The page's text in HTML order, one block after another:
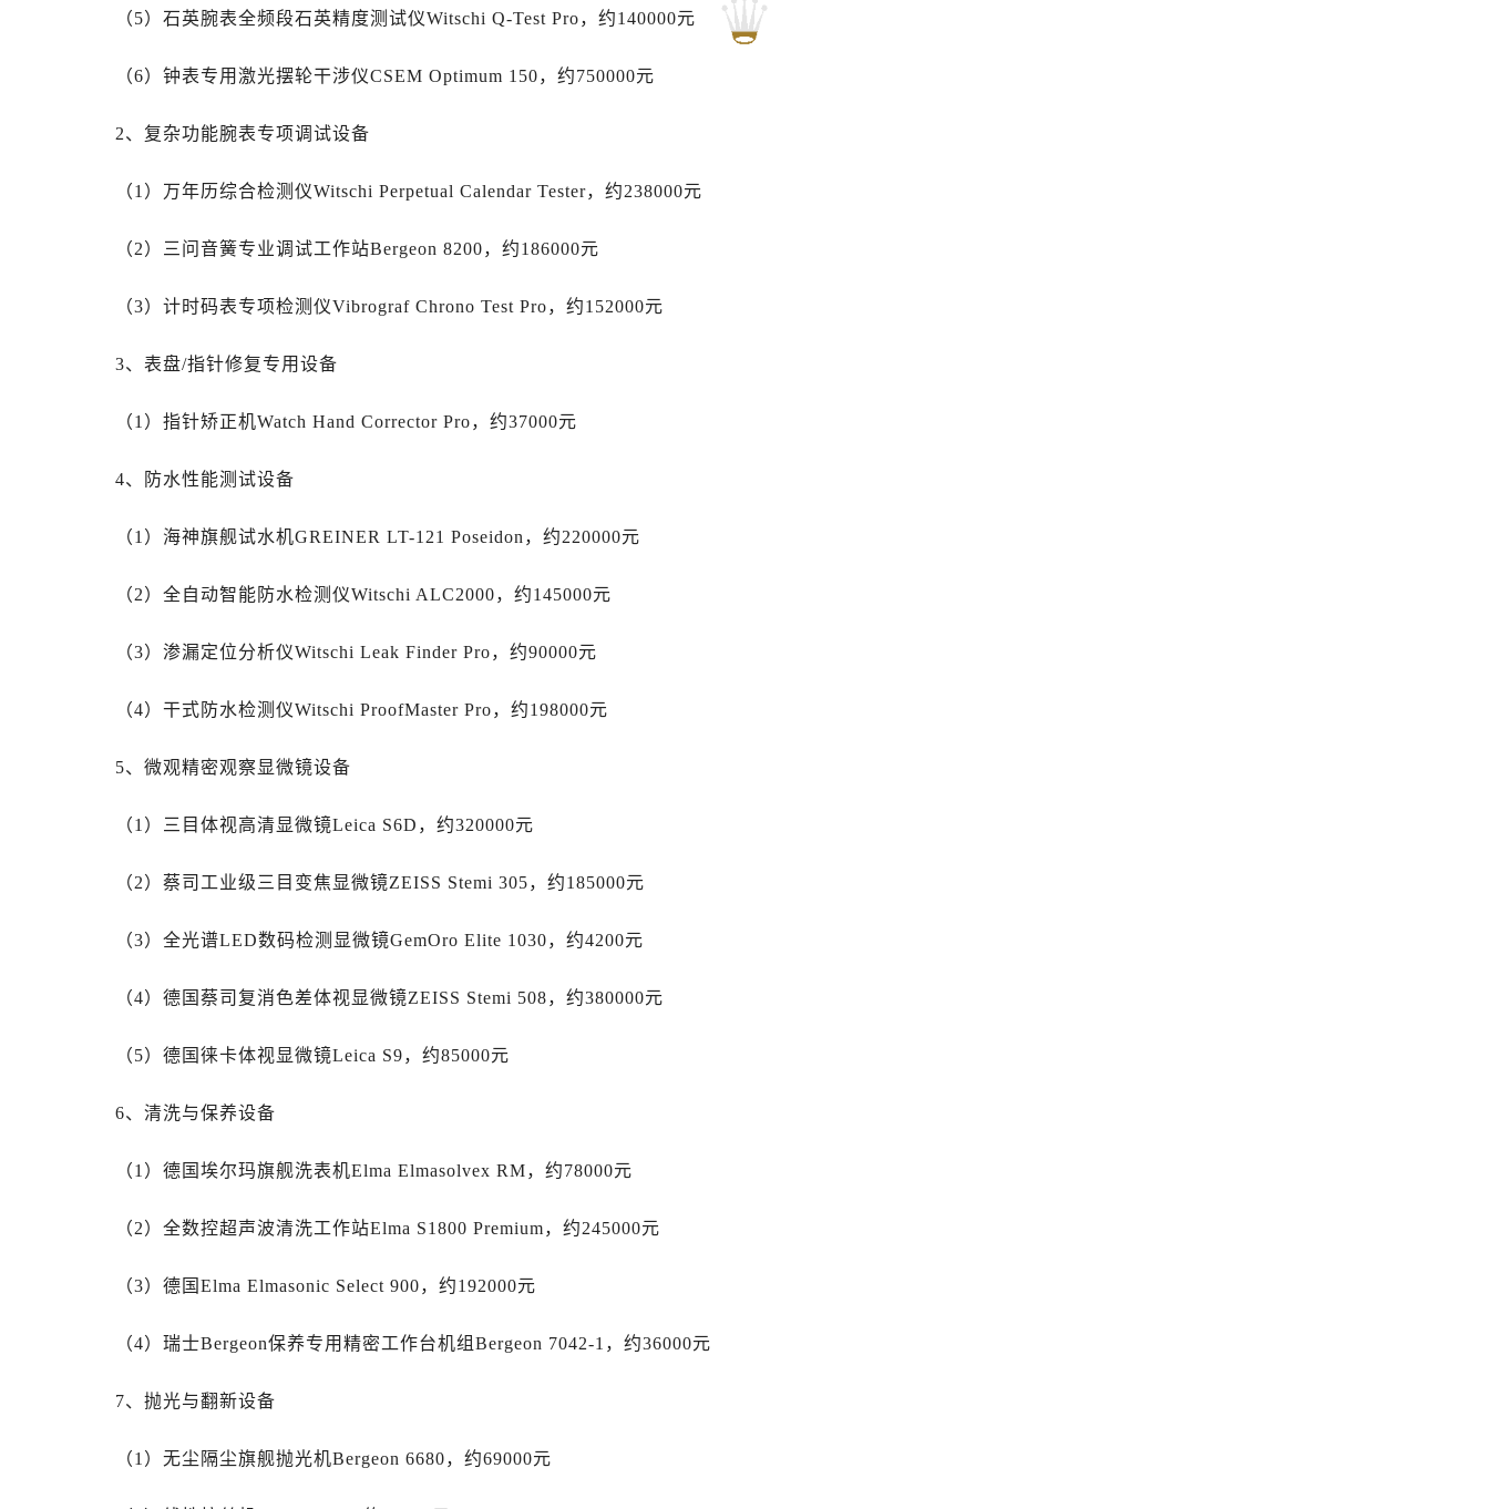
辽宁省鞍山市铁东区站前街劳力士售后服务中心（需提前预约）
辽宁省朝阳市双塔区新华路劳力士售后服务中心（需提前预约）
辽宁省丹东市振兴区七经街劳力士售后服务中心（需提前预约）
辽宁省阜新市海州区解放大街劳力士售后服务中心（需提前预约）
辽宁省锦州市古塔区中央大街劳力士售后服务中心（需提前预约）
辽宁省盘锦市兴隆台区石油大街劳力士售后服务中心（需提前预约）
辽宁省营口市站前区市府路与渤海大街交叉口劳力士售后服务中心（需提前预约）
辽宁省沈阳市沈河区中街路83号亨得利名表维修授权店1楼劳力士售后服务中心（需提前预约）
北京市东城区东长安街1号王府井东方广场W3座6层602室劳力士售后服务中心（需提前预约）
河北省保定市竞秀区朝阳北大街北国先天下劳力士售后服务中心（需提前预约）
内蒙古自治区巴彦淖尔市临河区新华街劳力士售后服务中心（需提前预约）
内蒙古自治区赤峰市红山区哈达街劳力士售后服务中心（需提前预约）
内蒙古自治区呼伦贝尔市海拉尔区中央街劳力士售后服务中心（需提前预约）
内蒙古自治区乌海市海勃湾区人民南路劳力士售后服务中心（需提前预约）
内蒙古自治区锡林郭勒盟市锡林浩特市光明街与额尔敦路交叉口劳力士售后服务中心（需提前预约）
山西省大同市平城区迎宾街劳力士售后服务中心（需提前预约）
山西省晋城市城区黄华街劳力士售后服务中心（需提前预约）
山西省临汾市尧都区解放路劳力士售后服务中心（需提前预约）
山西省朔州市朔城区怡西路与鄯阳西街交汇处劳力士售后服务中心（需提前预约）
山西省阳泉市郊区平阳东街与新城大道交叉口劳力士售后服务中心（需提前预约）
山西省长治市潞州区英雄中路劳力士售后服务中心（需提前预约）
天津市和平区赤峰道136号天津国际金融中心26层2603室劳力士售后服务中心（需提前预约）
安徽省蚌埠市蚌山区淮河路劳力士售后服务中心（需提前预约）
安徽省亳州市谯城区魏武大道劳力士售后服务中心（需提前预约）
安徽省滁州市琅琊区南谯北路劳力士售后服务中心（需提前预约）
安徽省淮北市相山区淮海路劳力士售后服务中心（需提前预约）
（5）石英腕表全频段石英精度测试仪Witschi Q-Test Pro，约140000元
（6）钟表专用激光摆轮干涉仪CSEM Optimum 150，约750000元
2、复杂功能腕表专项调试设备
（1）万年历综合检测仪Witschi Perpetual Calendar Tester，约238000元
（2）三问音簧专业调试工作站Bergeon 8200，约186000元
（3）计时码表专项检测仪Vibrograf Chrono Test Pro，约152000元
3、表盘/指针修复专用设备
（1）指针矫正机Watch Hand Corrector Pro，约37000元
4、防水性能测试设备
（1）海神旗舰试水机GREINER LT-121 Poseidon，约220000元
（2）全自动智能防水检测仪Witschi ALC2000，约145000元
（3）渗漏定位分析仪Witschi Leak Finder Pro，约90000元
（4）干式防水检测仪Witschi ProofMaster Pro，约198000元
5、微观精密观察显微镜设备
（1）三目体视高清显微镜Leica S6D，约320000元
（2）蔡司工业级三目变焦显微镜ZEISS Stemi 305，约185000元
（3）全光谱LED数码检测显微镜GemOro Elite 1030，约4200元
（4）德国蔡司复消色差体视显微镜ZEISS Stemi 508，约380000元
（5）德国徕卡体视显微镜Leica S9，约85000元
6、清洗与保养设备
（1）德国埃尔玛旗舰洗表机Elma Elmasolvex RM，约78000元
（2）全数控超声波清洗工作站Elma S1800 Premium，约245000元
（3）德国Elma Elmasonic Select 900，约192000元
（4）瑞士Bergeon保养专用精密工作台机组Bergeon 7042-1，约36000元
7、抛光与翻新设备
（1）无尘隔尘旗舰抛光机Bergeon 6680，约69000元